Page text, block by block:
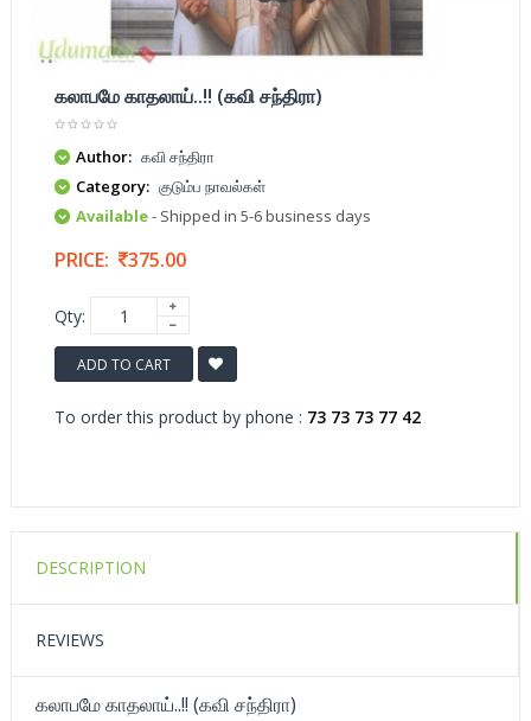
கலாபமே காதலாய்..!! (கவி சந்திரா)
Author: கவி சந்திரா
Category: குடும்ப நாவல்கள்
Available- Shipped in 5-6 business days
PRICE: 375.00
Qty:
ADD TO CART
To order this product by phone : 73 73 73 77 42
DESCRIPTION
REVIEWS
கலாபமே காதலாய்..!! (கவி சந்திரா)